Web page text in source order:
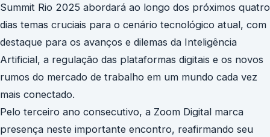
Summit Rio 2025 abordará ao longo dos próximos quatro
dias temas cruciais para o cenário tecnológico atual, com
destaque para os avanços e dilemas da Inteligência
Artificial, a regulação das plataformas digitais e os novos
rumos do mercado de trabalho em um mundo cada vez
mais conectado.
Pelo terceiro ano consecutivo, a Zoom Digital marca
presença neste importante encontro, reafirmando seu